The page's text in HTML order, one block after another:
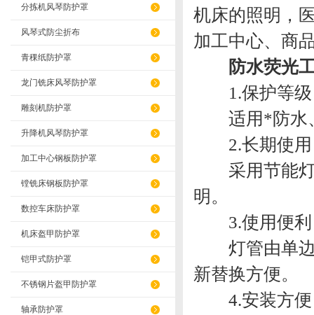
分拣机风琴防护罩
风琴式防尘折布
青稞纸防护罩
龙门铣床风琴防护罩
雕刻机防护罩
升降机风琴防护罩
加工中心钢板防护罩
镗铣床钢板防护罩
数控车床防护罩
机床盔甲防护罩
铠甲式防护罩
不锈钢片盔甲防护罩
轴承防护罩
机床的照明，
加工中心、商
防水荧光
1.保护等级
适用*防水
2.长期使用
采用节能灯
明。
3.使用便利
灯管由单边
新替换方便。
4.安装方便